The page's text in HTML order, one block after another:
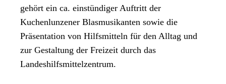
gehört ein ca. einstündiger Auftritt der
Kuchenlunzener Blasmusikanten sowie die
Präsentation von Hilfsmitteln für den Alltag und
zur Gestaltung der Freizeit durch das
Landeshilfsmittelzentrum.